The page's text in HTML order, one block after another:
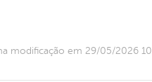
modificação em 29/05/2026